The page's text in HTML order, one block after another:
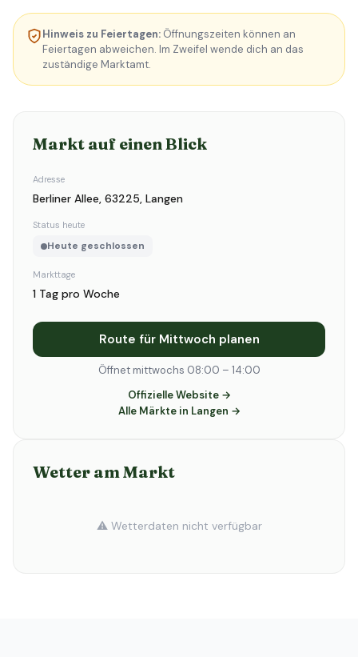
Hinweis zu Feiertagen: Öffnungszeiten können an
Feiertagen abweichen. Im Zweifel wende dich an das
zuständige Marktamt.
Markt auf einen Blick
Adresse
Berliner Allee, 63225, Langen
Status heute
Heute geschlossen
Markttage
1 Tag pro Woche
Route für Mittwoch planen
Öffnet mittwochs 08:00 – 14:00
Offizielle Website →
Alle Märkte in Langen →
Wetter am Markt
⚠️ Wetterdaten nicht verfügbar